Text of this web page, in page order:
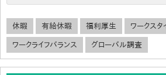
休暇 有給休暇 福利厚生 ワークスタ
ワークライフバランス グローバル調査